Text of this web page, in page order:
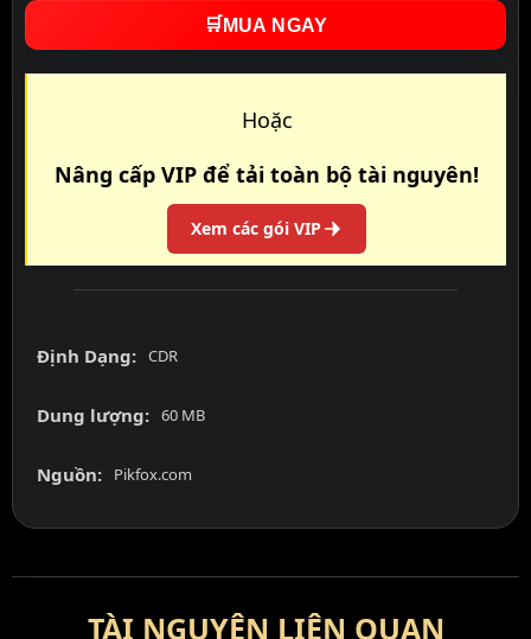
🛒 MUA NGAY
Hoặc
Nâng cấp VIP để tải toàn bộ tài nguyên!
Xem các gói VIP
Định Dạng: CDR
Dung lượng: 60 MB
Nguồn: Pikfox.com
TÀI NGUYÊN LIÊN QUAN